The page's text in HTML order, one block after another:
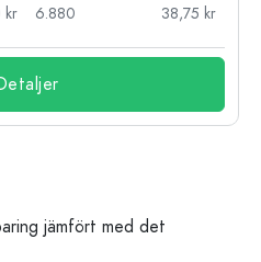
kr
6.880
38,75 kr
jämfört med det